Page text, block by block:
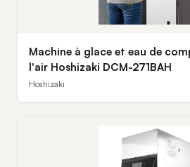
Machine à glace et eau de
l'air Hoshizaki DCM-271BAH
Hoshizaki